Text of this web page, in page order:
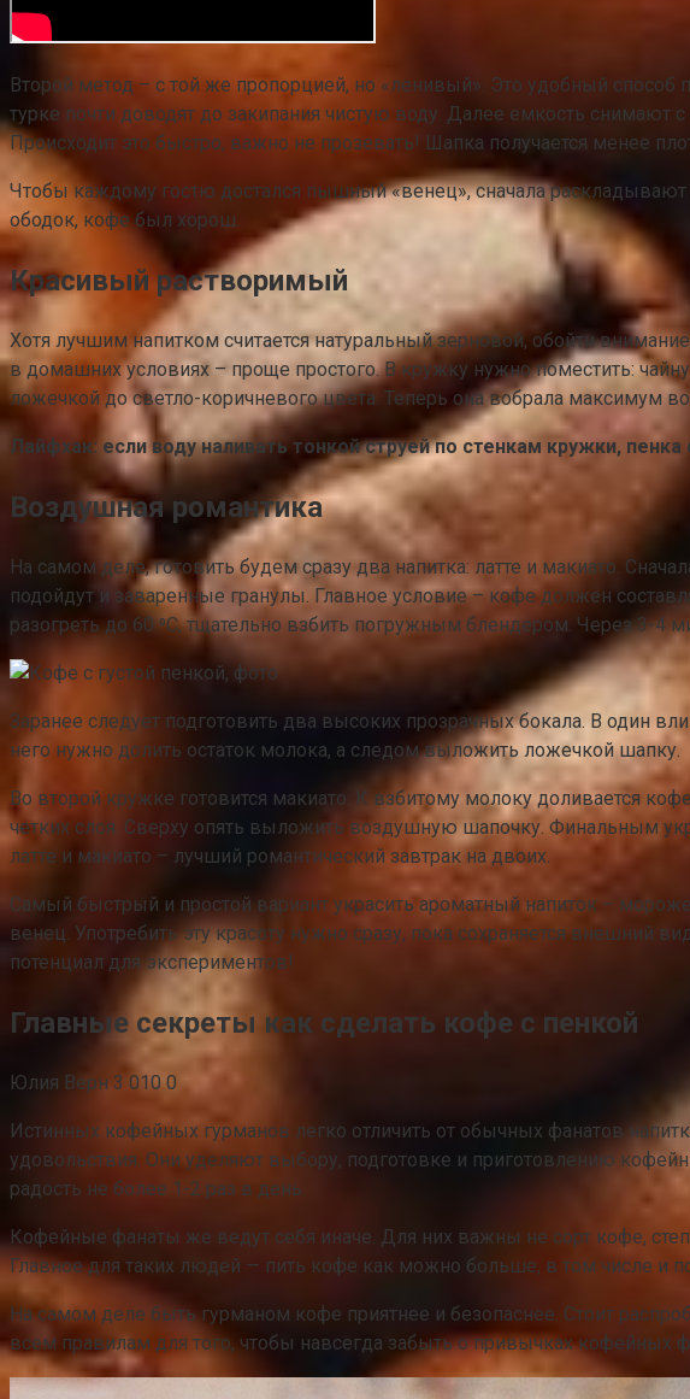
Второй метод – с той же пропорцией, но «ленивый». Это удобный
турке почти доводят до закипания чистую воду. Далее емкость
Происходит это быстро, важно не прозевать! Шапка получается менее
Чтобы каждому гостю достался пышный «венец», сначала
ободок, кофе был хорош.
Красивый растворимый
Хотя лучшим напитком считается натуральный зерновой, обойти
в домашних условиях – проще простого. В кружку нужно поместить:
ложечкой до светло-коричневого цвета. Теперь она вобрала максимум
Лайфхак: если воду наливать тонкой струей по стенкам кружки, пенка
Воздушная романтика
На самом деле, готовить будем сразу два напитка: латте и макиато.
подойдут и заваренные гранулы. Главное условие – кофе должен
разогреть до 60 ⁰C, тщательно взбить погружным блендером. Через 3-4
Заранее следует подготовить два высоких прозрачных бокала. В один
него нужно долить остаток молока, а следом выложить ложечкой шапку.
Во второй кружке готовится макиато. К взбитому молоку доливается
четких слоя. Сверху опять выложить воздушную шапочку. Финальным
латте и макиато – лучший романтический завтрак на двоих.
Самый быстрый и простой вариант украсить ароматный напиток –
венец. Употребить эту красоту нужно сразу, пока сохраняется внешний
потенциал для экспериментов!
Главные секреты как сделать кофе с пенкой
Юлия Верн 3 010 0
Истинных кофейных гурманов легко отличить от обычных фанатов
удовольствия. Они уделяют выбору, подготовке и приготовлению
радость не более 1-2 раз в день.
Кофейные фанаты же ведут себя иначе. Для них важны не сорт кофе,
Главное для таких людей — пить кофе как можно больше, в том числе и
На самом деле быть гурманом кофе приятнее и безопаснее. Стоит
всем правилам для того, чтобы навсегда забыть о привычках кофейных